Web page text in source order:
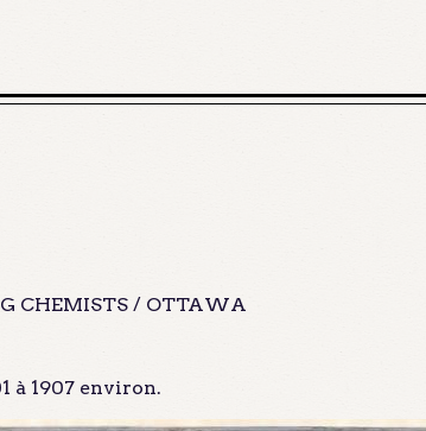
CHEMISTS / OTTAWA
à 1907 environ.